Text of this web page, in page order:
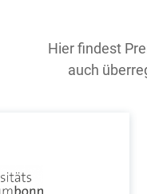
Hier findest
auch